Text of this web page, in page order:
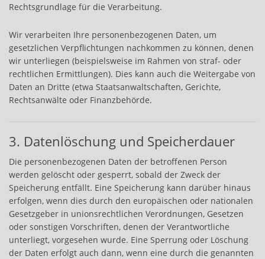
Rechtsgrundlage für die Verarbeitung.
Wir verarbeiten Ihre personenbezogenen Daten, um
gesetzlichen Verpflichtungen nachkommen zu können, denen
wir unterliegen (beispielsweise im Rahmen von straf- oder
rechtlichen Ermittlungen). Dies kann auch die Weitergabe von
Daten an Dritte (etwa Staatsanwaltschaften, Gerichte,
Rechtsanwälte oder Finanzbehörde.
3. Datenlöschung und Speicherdauer
Die personenbezogenen Daten der betroffenen Person
werden gelöscht oder gesperrt, sobald der Zweck der
Speicherung entfällt. Eine Speicherung kann darüber hinaus
erfolgen, wenn dies durch den europäischen oder nationalen
Gesetzgeber in unionsrechtlichen Verordnungen, Gesetzen
oder sonstigen Vorschriften, denen der Verantwortliche
unterliegt, vorgesehen wurde. Eine Sperrung oder Löschung
der Daten erfolgt auch dann, wenn eine durch die genannten